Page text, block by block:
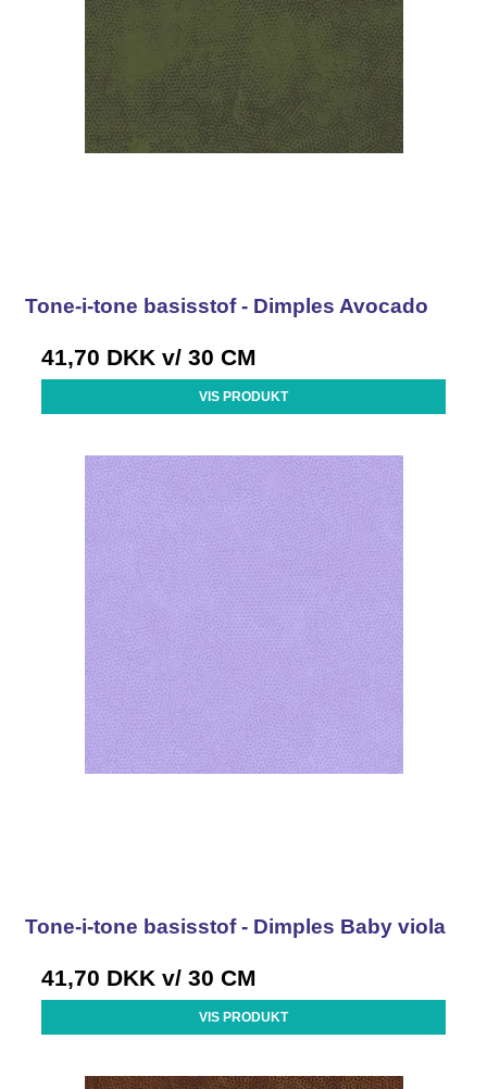
Tone-i-tone basisstof - Dimples Avocado
41,70 DKK v/ 30 CM
VIS PRODUKT
Tone-i-tone basisstof - Dimples Baby viola
41,70 DKK v/ 30 CM
VIS PRODUKT